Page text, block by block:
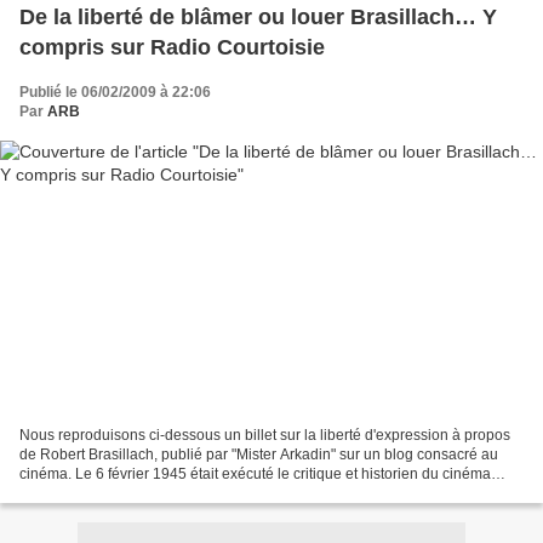
De la liberté de blâmer ou louer Brasillach… Y
compris sur Radio Courtoisie
Publié le 06/02/2009 à 22:06
Par ARB
Nous reproduisons ci-dessous un billet sur la liberté d'expression à propos
de Robert Brasillach, publié par "Mister Arkadin" sur un blog consacré au
cinéma. Le 6 février 1945 était exécuté le critique et historien du cinéma